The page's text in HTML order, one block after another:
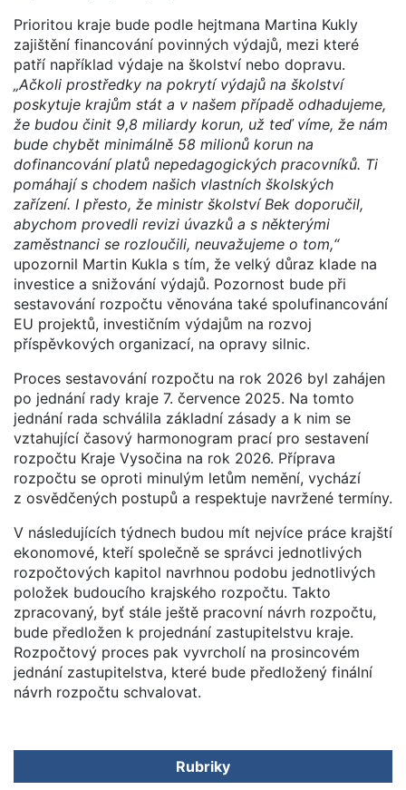
Prioritou kraje bude podle hejtmana Martina Kukly
zajištění financování povinných výdajů, mezi které
patří například výdaje na školství nebo dopravu.
„Ačkoli prostředky na pokrytí výdajů na školství
poskytuje krajům stát a v našem případě odhadujeme,
že budou činit 9,8 miliardy korun, už teď víme, že nám
bude chybět minimálně 58 milionů korun na
dofinancování platů nepedagogických pracovníků. Ti
pomáhají s chodem našich vlastních školských
zařízení. I přesto, že ministr školství Bek doporučil,
abychom provedli revizi úvazků a s některými
zaměstnanci se rozloučili, neuvažujeme o tom,“
upozornil Martin Kukla s tím, že velký důraz klade na
investice a snižování výdajů. Pozornost bude při
sestavování rozpočtu věnována také spolufinancování
EU projektů, investičním výdajům na rozvoj
příspěvkových organizací, na opravy silnic.
Proces sestavování rozpočtu na rok 2026 byl zahájen
po jednání rady kraje 7. července 2025. Na tomto
jednání rada schválila základní zásady a k nim se
vztahující časový harmonogram prací pro sestavení
rozpočtu Kraje Vysočina na rok 2026. Příprava
rozpočtu se oproti minulým letům nemění, vychází
z osvědčených postupů a respektuje navržené termíny.
V následujících týdnech budou mít nejvíce práce krajští
ekonomové, kteří společně se správci jednotlivých
rozpočtových kapitol navrhnou podobu jednotlivých
položek budoucího krajského rozpočtu. Takto
zpracovaný, byť stále ještě pracovní návrh rozpočtu,
bude předložen k projednání zastupitelstvu kraje.
Rozpočtový proces pak vyvrcholí na prosincovém
jednání zastupitelstva, které bude předložený finální
návrh rozpočtu schvalovat.
Rubriky